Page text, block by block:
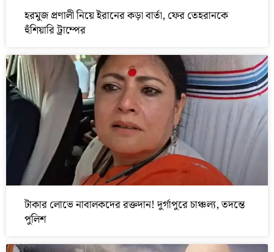
হরমুজ প্রণালী নিয়ে ইরানের কড়া বার্তা, ফের তেহরানকে
হুঁশিয়ারি ট্রাম্পের
টাকার লোভে নাবালকদের রক্তদান! দুর্গাপুরে চাঞ্চল্য, তদন্তে
পুলিশ